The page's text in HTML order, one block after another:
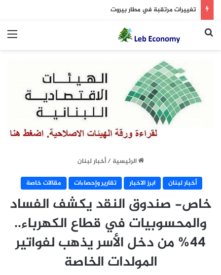
تغييرات مرتقبة في مطار بيروت
بحث عن
الرئيسية / أخبار لبنان
أخبار لبنان
ابرز الاخبار تقارير وإحصاءات مقالات خاصة
خاص- صندوق النقد يكشف الفساد
والمحسوبيات في قطاع الكهرباء..
44% من دخل الأسر يذهب لفواتير
المولدات الخاصة